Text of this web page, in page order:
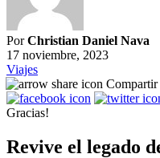
PorChristian Daniel Nava
17 noviembre, 2023
Viajes
Compartir
Gracias!
Revive el legado